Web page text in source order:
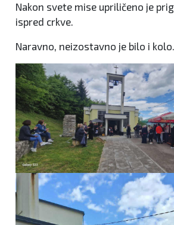
Nakon svete mise upriličeno je
ispred crkve.
Naravno, neizostavno je bilo i kolo.